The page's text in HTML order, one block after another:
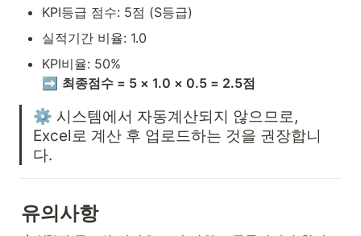
KPI등급 점수: 5점 (S등급)
실적기간 비율: 1.0
KPI비율: 50%
➡️ 최종점수 = 5 × 1.0 × 0.5 = 2.5점
⚙️ 시스템에서 자동계산되지 않으므로,
Excel로 계산 후 업로드하는 것을 권장합니
다.
유의사항